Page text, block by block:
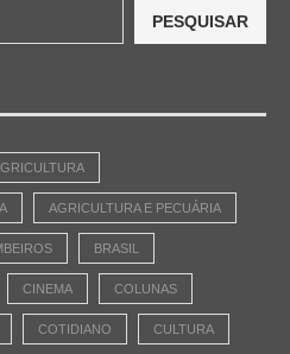
PESQUISAR
AGRICULTURA E PECUÁRIA
BRASIL
CINEMA COLUNAS
COTIDIANO CULTURA